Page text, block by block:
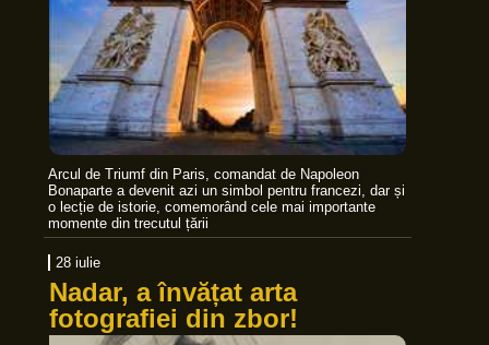
Arcul de Triumf din Paris, comandat de Napoleon
Bonaparte a devenit azi un simbol pentru francezi, dar și
o lecție de istorie, comemorând cele mai importante
momente din trecutul țării
28 iulie
Nadar, a învățat arta
fotografiei din zbor!